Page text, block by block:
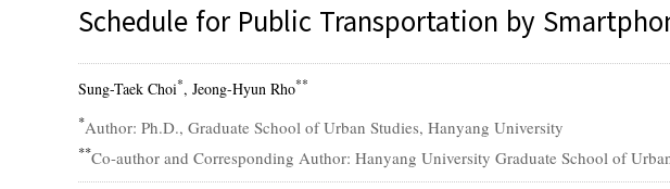
Search Advanced Search
Schedule for Public Transportation by
Sung-Taek Choi*, Jeong-Hyun Rho**
*Author: Ph.D., Graduate School of Urban Studies, Hanyang University
**Co-author and Corresponding Author: Hanyang University Graduate School of